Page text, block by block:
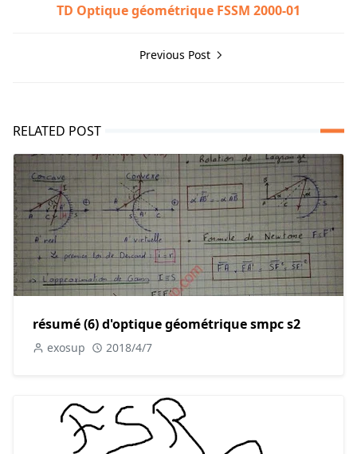
TD Optique géométrique FSSM 2000-01
Previous Post
RELATED POST
résumé (6) d'optique géométrique smpc s2
exosup 2018/4/7